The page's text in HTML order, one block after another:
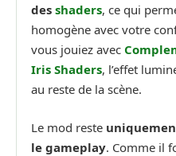
des shaders, ce qui
homogène avec votre
vous jouiez avec
Iris Shaders, l’effet
au reste de la scène.
Le mod reste
le gameplay. Comme il